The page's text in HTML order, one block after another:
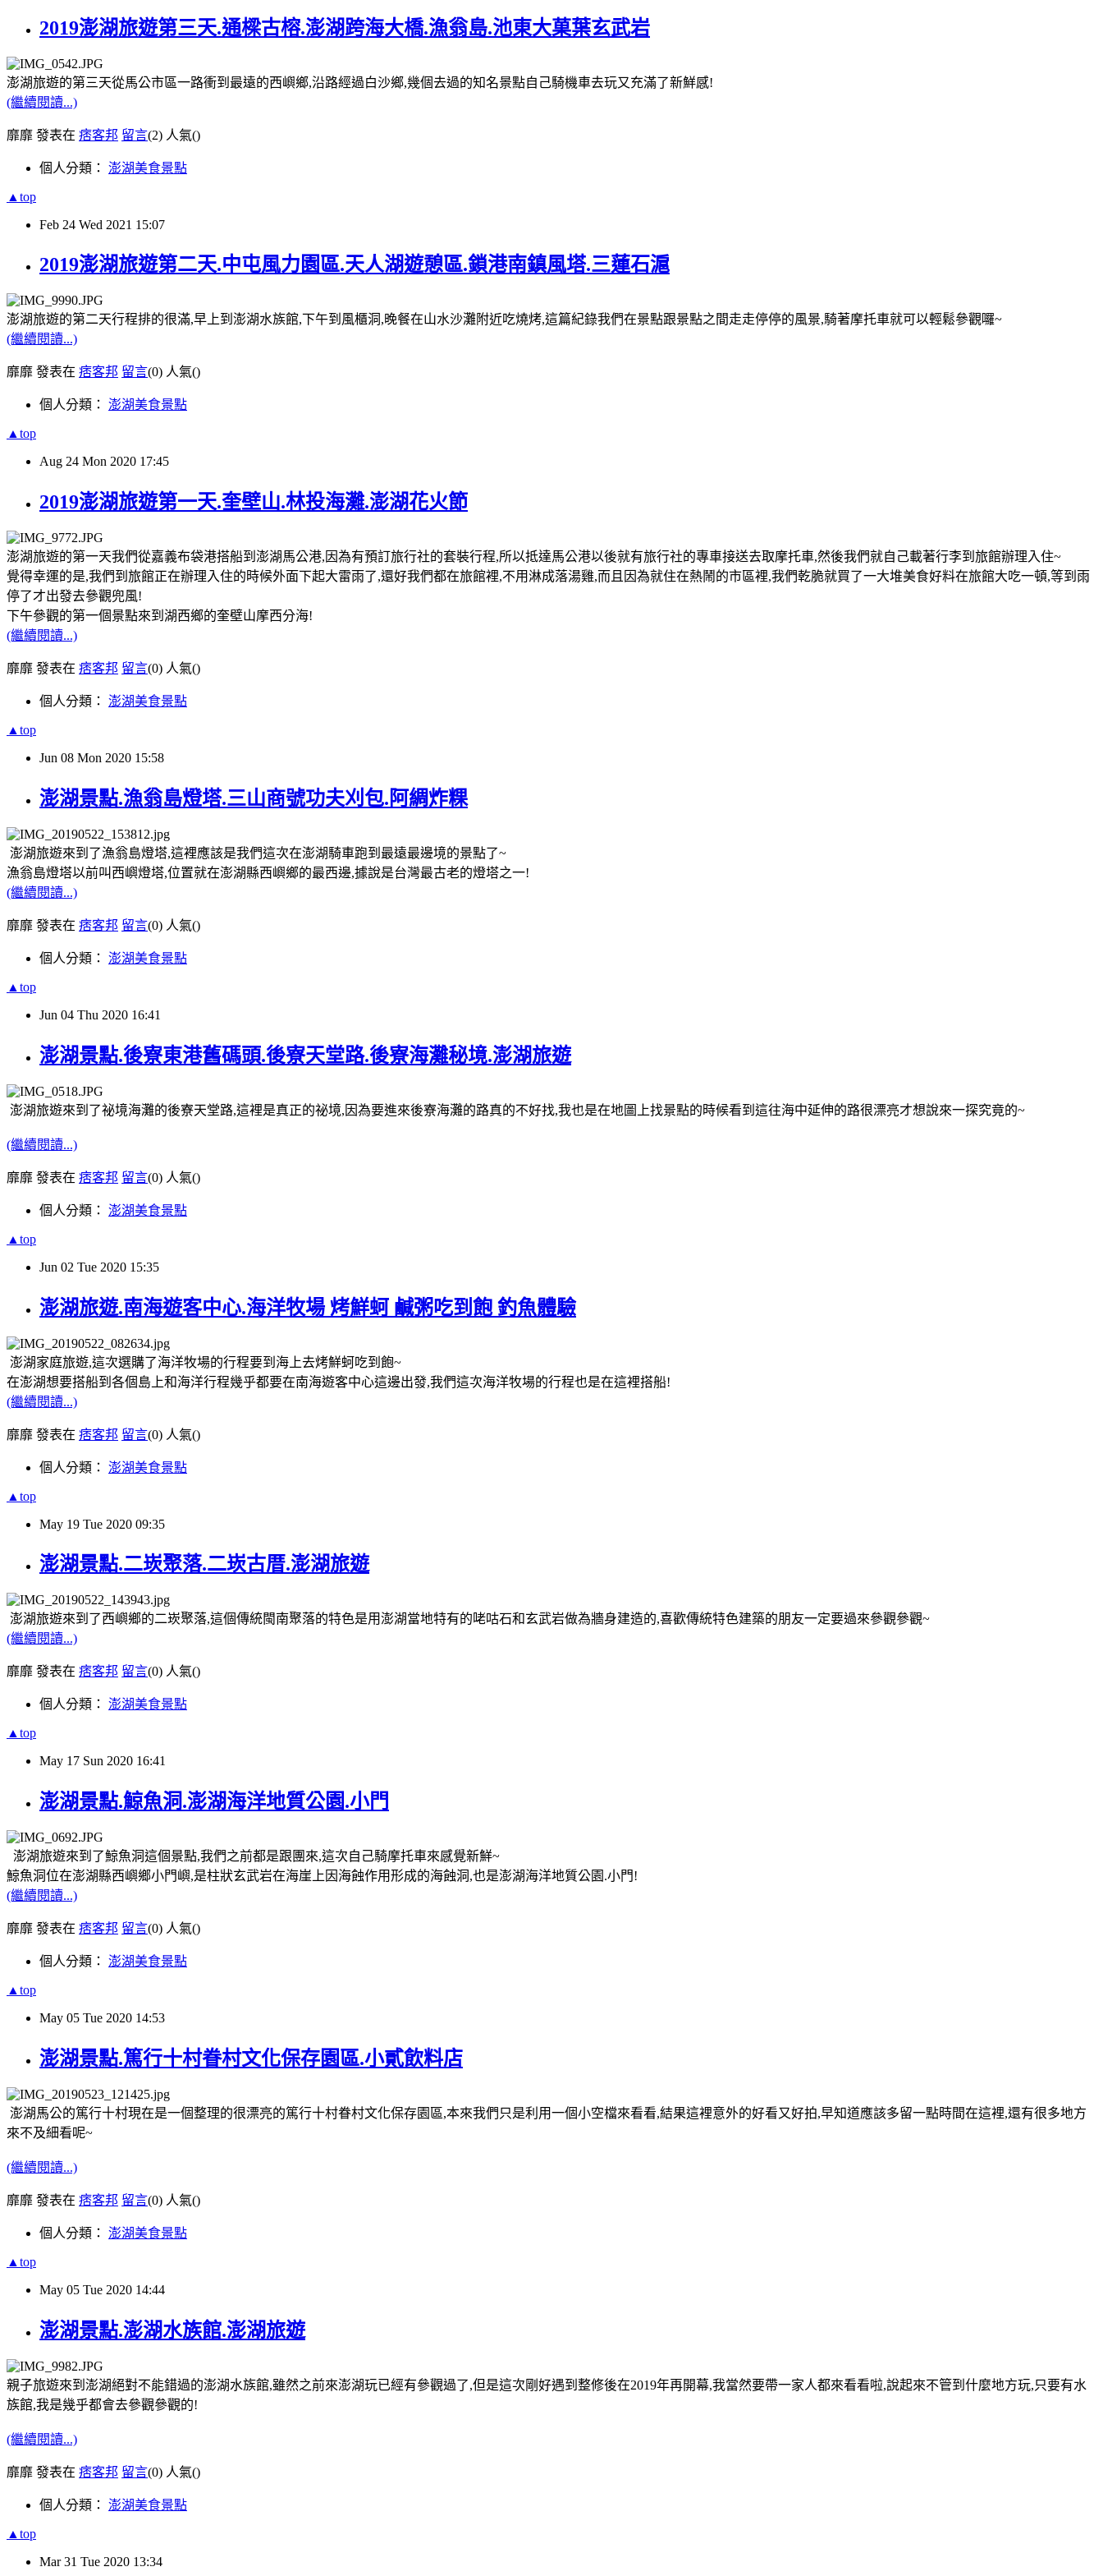
2019澎湖旅遊第三天.通樑古榕.澎湖跨海大橋.漁翁島.池東大菓葉玄武岩
澎湖旅遊的第三天從馬公市區一路衝到最遠的西嶼鄉,沿路經過白沙鄉,幾個去過的知名景點自己騎機車去玩又充滿了新鮮感!
(繼續閱讀...)
靡靡 發表在 痞客邦 留言(2) 人氣()
個人分類： 澎湖美食景點
▲top
Feb 24 Wed 2021 15:07
2019澎湖旅遊第二天.中屯風力園區.天人湖遊憩區.鎖港南鎮風塔.三蓮石滬
澎湖旅遊的第二天行程排的很滿,早上到澎湖水族館,下午到風櫃洞,晚餐在山水沙灘附近吃燒烤,這篇紀錄我們在景點跟景點之間走走停停的風景,騎著摩托車就可以輕鬆參觀囉~
(繼續閱讀...)
靡靡 發表在 痞客邦 留言(0) 人氣()
個人分類： 澎湖美食景點
▲top
Aug 24 Mon 2020 17:45
2019澎湖旅遊第一天.奎壁山.林投海灘.澎湖花火節
澎湖旅遊的第一天我們從嘉義布袋港搭船到澎湖馬公港,因為有預訂旅行社的套裝行程,所以抵達馬公港以後就有旅行社的專車接送去取摩托車,然後我們就自己載著行李到旅館辦理入住~
覺得幸運的是,我們到旅館正在辦理入住的時候外面下起大雷雨了,還好我們都在旅館裡,不用淋成落湯雞,而且因為就住在熱鬧的市區裡,我們乾脆就買了一大堆美食好料在旅館大吃一頓,等到雨
停了才出發去參觀兜風!
下午參觀的第一個景點來到湖西鄉的奎壁山摩西分海!
(繼續閱讀...)
靡靡 發表在 痞客邦 留言(0) 人氣()
個人分類： 澎湖美食景點
▲top
Jun 08 Mon 2020 15:58
澎湖景點.漁翁島燈塔.三山商號功夫刈包.阿綢炸粿
澎湖旅遊來到了漁翁島燈塔,這裡應該是我們這次在澎湖騎車跑到最遠最邊境的景點了~
漁翁島燈塔以前叫西嶼燈塔,位置就在澎湖縣西嶼鄉的最西邊,據說是台灣最古老的燈塔之一!
(繼續閱讀...)
靡靡 發表在 痞客邦 留言(0) 人氣()
個人分類： 澎湖美食景點
▲top
Jun 04 Thu 2020 16:41
澎湖景點.後寮東港舊碼頭.後寮天堂路.後寮海灘秘境.澎湖旅遊
澎湖旅遊來到了祕境海灘的後寮天堂路,這裡是真正的祕境,因為要進來後寮海灘的路真的不好找,我也是在地圖上找景點的時候看到這往海中延伸的路很漂亮才想說來一探究竟的~
(繼續閱讀...)
靡靡 發表在 痞客邦 留言(0) 人氣()
個人分類： 澎湖美食景點
▲top
Jun 02 Tue 2020 15:35
澎湖旅遊.南海遊客中心.海洋牧場 烤鮮蚵 鹹粥吃到飽 釣魚體驗
澎湖家庭旅遊,這次選購了海洋牧場的行程要到海上去烤鮮蚵吃到飽~
在澎湖想要搭船到各個島上和海洋行程幾乎都要在南海遊客中心這邊出發,我們這次海洋牧場的行程也是在這裡搭船!
(繼續閱讀...)
靡靡 發表在 痞客邦 留言(0) 人氣()
個人分類： 澎湖美食景點
▲top
May 19 Tue 2020 09:35
澎湖景點.二崁聚落.二崁古厝.澎湖旅遊
澎湖旅遊來到了西嶼鄉的二崁聚落,這個傳統閩南聚落的特色是用澎湖當地特有的咾咕石和玄武岩做為牆身建造的,喜歡傳統特色建築的朋友一定要過來參觀參觀~
(繼續閱讀...)
靡靡 發表在 痞客邦 留言(0) 人氣()
個人分類： 澎湖美食景點
▲top
May 17 Sun 2020 16:41
澎湖景點.鯨魚洞.澎湖海洋地質公園.小門
澎湖旅遊來到了鯨魚洞這個景點,我們之前都是跟團來,這次自己騎摩托車來感覺新鮮~
鯨魚洞位在澎湖縣西嶼鄉小門嶼,是柱狀玄武岩在海崖上因海蝕作用形成的海蝕洞,也是澎湖海洋地質公園.小門!
(繼續閱讀...)
靡靡 發表在 痞客邦 留言(0) 人氣()
個人分類： 澎湖美食景點
▲top
May 05 Tue 2020 14:53
澎湖景點.篤行十村眷村文化保存園區.小貳飲料店
澎湖馬公的篤行十村現在是一個整理的很漂亮的篤行十村眷村文化保存園區,本來我們只是利用一個小空檔來看看,結果這裡意外的好看又好拍,早知道應該多留一點時間在這裡,還有很多地方
來不及細看呢~
(繼續閱讀...)
靡靡 發表在 痞客邦 留言(0) 人氣()
個人分類： 澎湖美食景點
▲top
May 05 Tue 2020 14:44
澎湖景點.澎湖水族館.澎湖旅遊
親子旅遊來到澎湖絕對不能錯過的澎湖水族館,雖然之前來澎湖玩已經有參觀過了,但是這次剛好遇到整修後在2019年再開幕,我當然要帶一家人都來看看啦,說起來不管到什麼地方玩,只要有水
族館,我是幾乎都會去參觀參觀的!
(繼續閱讀...)
靡靡 發表在 痞客邦 留言(0) 人氣()
個人分類： 澎湖美食景點
▲top
Mar 31 Tue 2020 13:34